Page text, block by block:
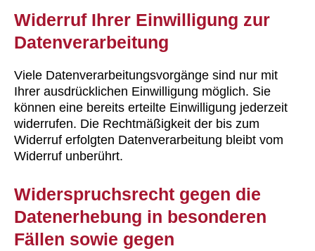
Widerruf Ihrer Einwilligung zur
Datenverarbeitung
Viele Datenverarbeitungsvorgänge sind nur mit
Ihrer ausdrücklichen Einwilligung möglich. Sie
können eine bereits erteilte Einwilligung jederzeit
widerrufen. Die Rechtmäßigkeit der bis zum
Widerruf erfolgten Datenverarbeitung bleibt vom
Widerruf unberührt.
Widerspruchsrecht gegen die
Datenerhebung in besonderen
Fällen sowie gegen